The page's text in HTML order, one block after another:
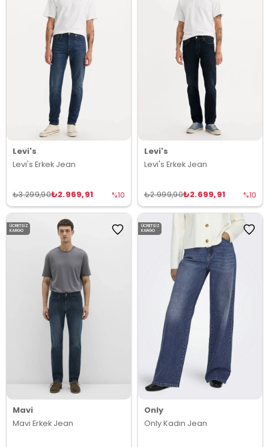
Levi's
Levi's Erkek Jean
₺2.969,91
₺3.299,90 %10
Levi's
Levi's Erkek Jean
₺2.699,91
₺2.999,90 %10
Mavi
Mavi Erkek Jean
ÜCRETSIZ
KARGO
Only
Only Kadın Jean
ÜCRETSIZ
KARGO